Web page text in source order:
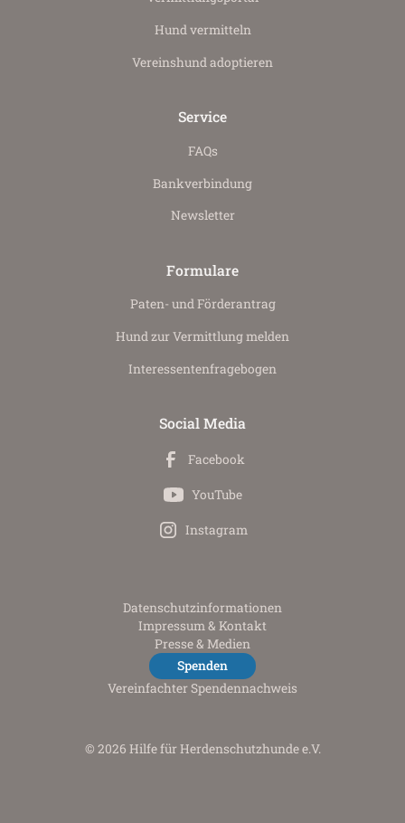
Hund vermitteln
Vereinshund adoptieren
Service
FAQs
Bankverbindung
Newsletter
Formulare
Paten- und Förderantrag
Hund zur Vermittlung melden
Interessenten­fragebogen
Social Media
Facebook
YouTube
Instagram
Datenschutz­informationen
Impressum & Kontakt
Presse & Medien
Spenden
Vereinfachter Spendennachweis
© 2026 Hilfe für Herdenschutzhunde e.V.